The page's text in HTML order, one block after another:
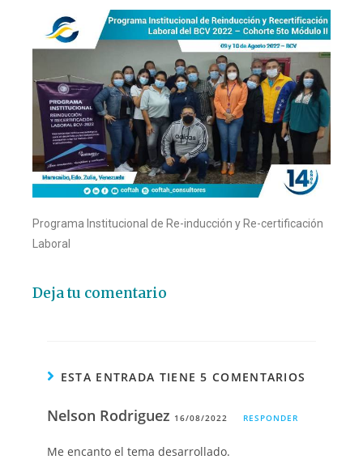
Programa Institucional de Re-inducción y Re-certificación
Laboral
Deja tu comentario
ESTA ENTRADA TIENE 5 COMENTARIOS
Nelson Rodriguez 16/08/2022 RESPONDER
Me encanto el tema desarrollado.